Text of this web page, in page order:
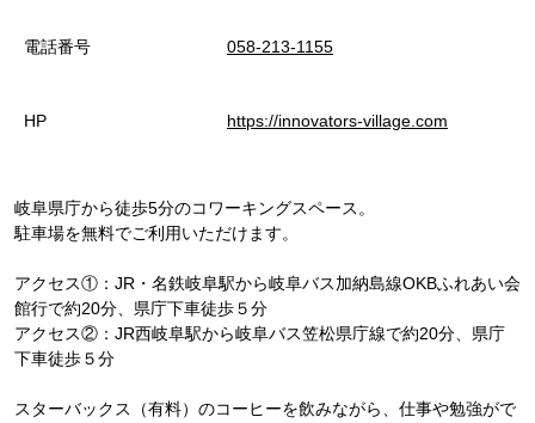
電話番号 058-213-1155
HP https://innovators-village.com
岐阜県庁から徒歩5分のコワーキングスペース。
駐車場を無料でご利用いただけます。
アクセス①：JR・名鉄岐阜駅から岐阜バス加納島線OKBふれあい会
館行で約20分、県庁下車徒歩５分
アクセス②：JR西岐阜駅から岐阜バス笠松県庁線で約20分、県庁
下車徒歩５分
スターバックス（有料）のコーヒーを飲みながら、仕事や勉強がで